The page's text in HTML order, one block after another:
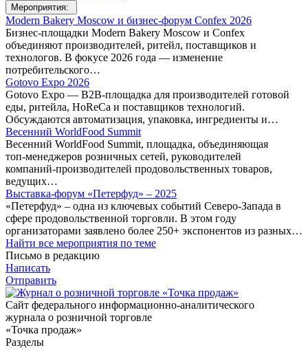
Мероприятия:
Modern Bakery Moscow и бизнес-форум Confex 2026
Бизнес-площадки Modern Bakery Moscow и Confex
объединяют производителей, ритейл, поставщиков и
технологов. В фокусе 2026 года — изменение
потребительского…
Gotovo Expo 2026
Gotovo Expo — B2B-площадка для производителей готовой
еды, ритейла, HoReCa и поставщиков технологий.
Обсуждаются автоматизация, упаковка, ингредиенты и…
Весенний WorldFood Summit
Весенний WorldFood Summit, площадка, объединяющая
топ‑менеджеров розничных сетей, руководителей
компаний‑производителей продовольственных товаров,
ведущих…
Выставка-форум «Петерфуд» – 2025
«Петерфуд» – одна из ключевых событий Северо-Запада в
сфере продовольственной торговли. В этом году
организаторами заявлено более 250+ экспонентов из разных…
Найти все мероприятия по теме
Письмо в редакцию
Написать
Отправить
Сайт федерального информационно-аналитического
журнала о розничной торговле
«Точка продаж»
Разделы